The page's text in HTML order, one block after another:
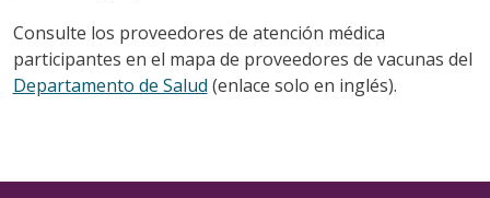
Consulte los proveedores de atención médica
participantes en el mapa de proveedores de vacunas del
Departamento de Salud (enlace solo en inglés).